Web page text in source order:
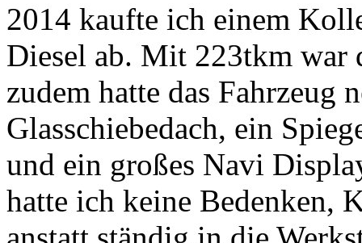
2014 kaufte ich einem
Diesel ab. Mit 223tkm war
zudem hatte das Fahrzeug
Glasschiebedach, ein
und ein großes Navi
hatte ich keine Bedenken,